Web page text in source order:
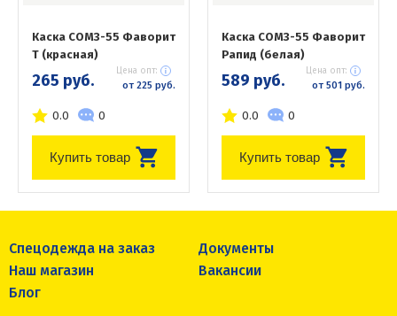
Каска СОМЗ-55 Фаворит
Т (красная)
265 руб. Цена опт:
от 225 руб.
0.0 0
Купить товар
Каска СОМЗ-55 Фаворит
Рапид (белая)
589 руб. Цена опт:
от 501 руб.
0.0 0
Купить товар
Спецодежда на заказ
Документы
Наш магазин
Вакансии
Блог